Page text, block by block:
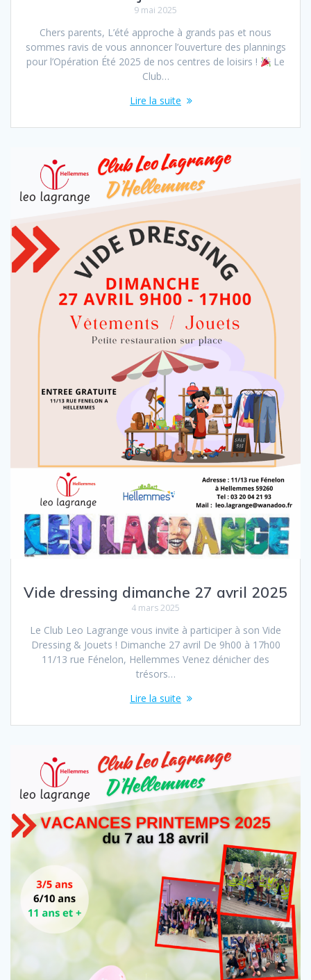
9 mai 2025
Chers parents, L’été approche à grands pas et nous
sommes ravis de vous annoncer l’ouverture des plannings
pour l’Opération Été 2025 de nos centres de loisirs !
Le
Club…
Lire la suite
Vide dressing dimanche 27 avril 2025
4 mars 2025
Le Club Leo Lagrange vous invite à participer à son Vide
Dressing & Jouets ! Dimanche 27 avril De 9h00 à 17h00
11/13 rue Fénelon, Hellemmes Venez dénicher des
trésors…
Lire la suite